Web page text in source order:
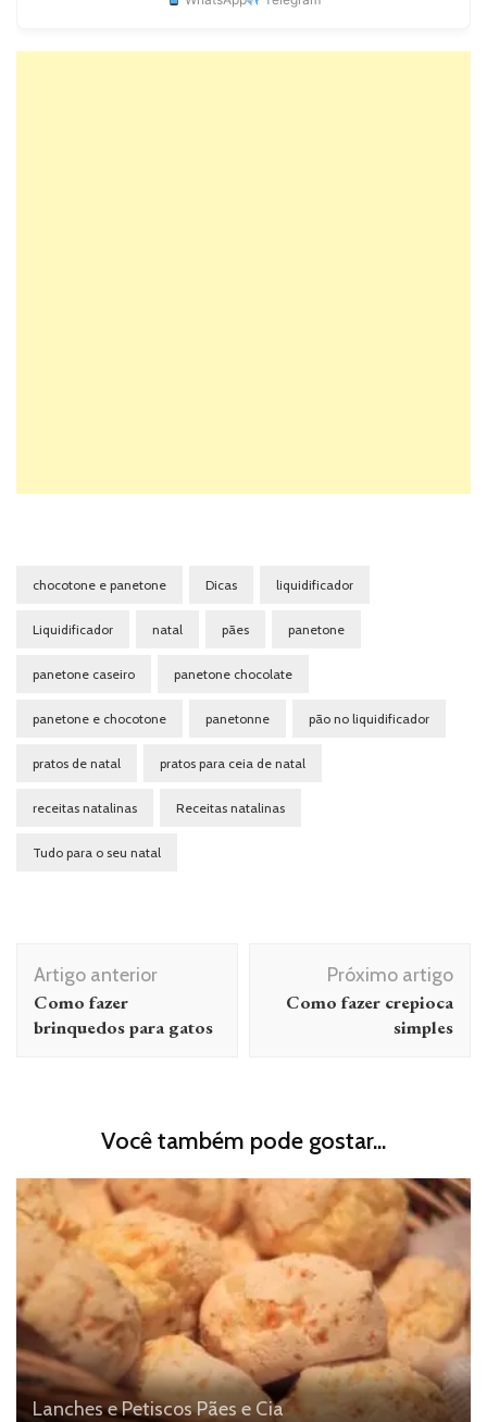
chocotone e panetone Dicas liquidificador
Liquidificador natal pães panetone
panetone caseiro panetone chocolate
panetone e chocotone panetonne pão no liquidificador
pratos de natal pratos para ceia de natal
receitas natalinas Receitas natalinas
Tudo para o seu natal
Navegação
de
post
Artigo anterior
Como fazer
brinquedos para gatos
Próximo artigo
Como fazer crepioca
simples
Você também pode gostar...
Lanches e PetiscosPães e Cia